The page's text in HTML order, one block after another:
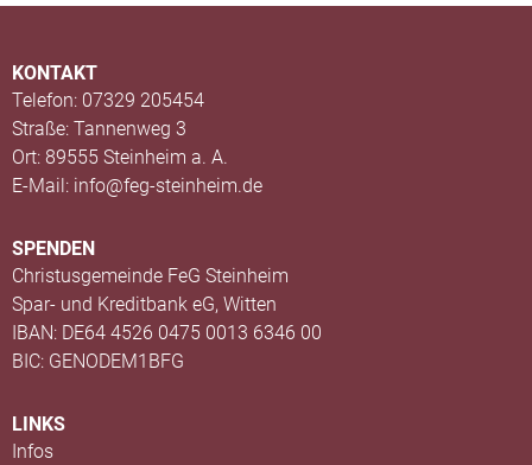
KONTAKT
Telefon: 07329 205454
Straße: Tannenweg 3
Ort: 89555 Steinheim a. A.
E-Mail: info@feg-steinheim.de
SPENDEN
Christusgemeinde FeG Steinheim
Spar- und Kreditbank eG, Witten
IBAN: DE64 4526 0475 0013 6346 00
BIC: GENODEM1BFG
LINKS
Infos